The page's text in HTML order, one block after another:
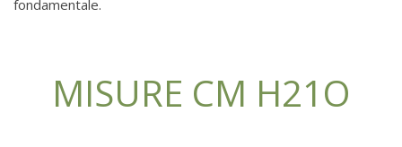
fondamentale.
MISURE CM H21O